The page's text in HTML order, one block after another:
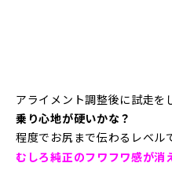
アライメント調整後に試走を
乗り心地が硬いかな？
程度でお尻まで伝わるレベル
むしろ純正のフワフワ感が消